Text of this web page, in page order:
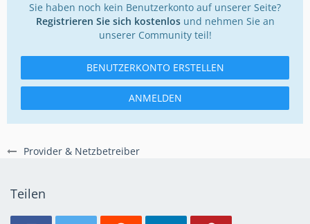
Provider & Netzbetreiber
Sie haben noch kein Benutzerkonto auf unserer Seite?
Registrieren Sie sich kostenlosund nehmen Sie an
unserer Community teil!
BENUTZERKONTO ERSTELLEN
ANMELDEN
Teilen